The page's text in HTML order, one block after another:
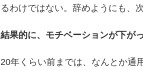
るわけではない。辞めようにも、
結果的に、モチベーションが下が
20年くらい前までは、なんとか通